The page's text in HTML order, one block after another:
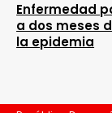
Enfermedad
a dos meses
la epidemia